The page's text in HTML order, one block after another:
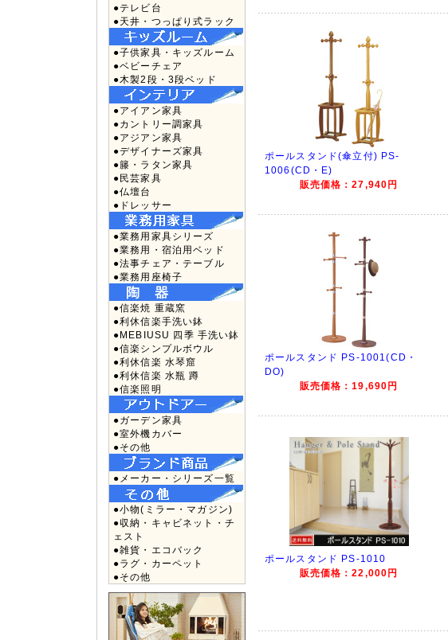
●テレビ台
●天井・つっぱり式ラック
●子供家具・キッズルーム
●ベビーチェア
●木製2段・3段ベッド
●アイアン家具
●カントリー調家具
●アジアン家具
●デザイナーズ家具
●籐・ラタン家具
●民芸家具
●仏壇台
●ドレッサー
●業務用家具シリーズ
●業務用・宿泊用ベッド
●法事チェア・テーブル
●業務用座椅子
●信楽焼 重蔵窯
●利休信楽手洗い鉢
●MEBIUSU 四季 手洗い鉢
●信楽シンプルボウル
●利休信楽 水琴窟
●利休信楽 水瓶 蹲
●信楽照明
●ガーデン家具
●室外機カバー
●その他
●メーカー・シリーズ一覧
●小物(ミラー・マガジン)
●収納・キャビネット・チ
ェスト
●雑貨・エコバック
●ラグ・カーペット
●その他
ポールスタンド(傘立付) PS-
1006(CD・E)
販売価格：27,940円
ポールスタンド PS-1001(CD・
DO)
販売価格：19,690円
ポールスタンド PS-1010
販売価格：22,000円